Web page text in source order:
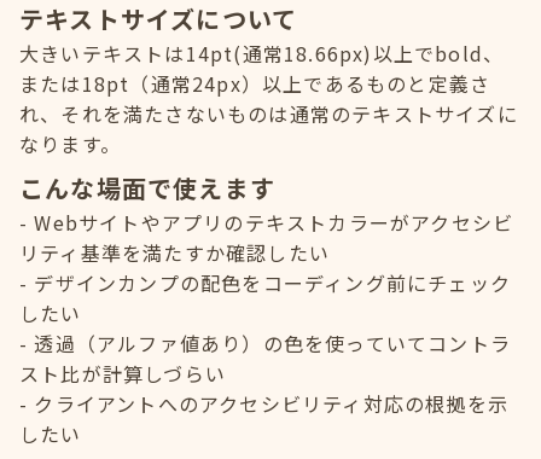
テキストサイズについて
大きいテキストは14pt(通常18.66px)以上でbold、
または18pt（通常24px）以上であるものと定義さ
れ、それを満たさないものは通常のテキストサイズに
なります。
こんな場面で使えます
Webサイトやアプリのテキストカラーがアクセシビ
リティ基準を満たすか確認したい
デザインカンプの配色をコーディング前にチェック
したい
透過（アルファ値あり）の色を使っていてコントラ
スト比が計算しづらい
クライアントへのアクセシビリティ対応の根拠を示
したい